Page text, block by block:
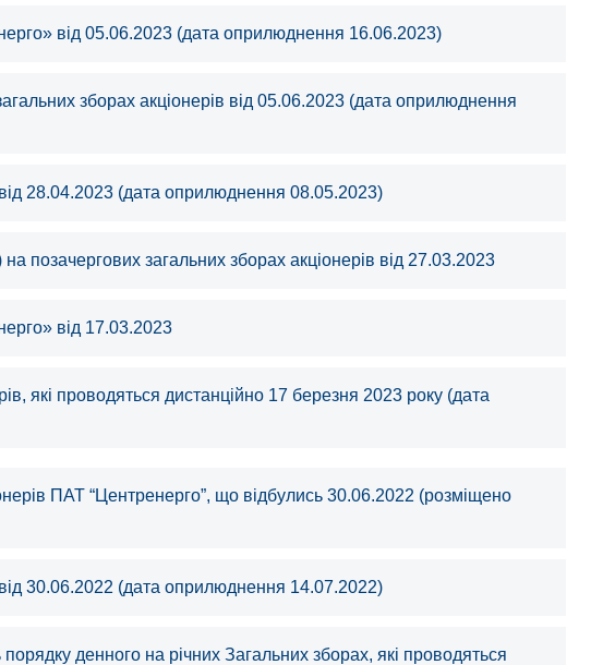
від 05.06.2023 (дата оприлюднення 16.06.2023)
зборах акціонерів від 05.06.2023 (дата оприлюднення
28.04.2023 (дата оприлюднення 08.05.2023)
позачергових загальних зборах акціонерів від 27.03.2023
від 17.03.2023
які проводяться дистанційно 17 березня 2023 року (дата
ПАТ “Центренерго”, що відбулись 30.06.2022 (розміщено
30.06.2022 (дата оприлюднення 14.07.2022)
денного на річних Загальних зборах, які проводяться